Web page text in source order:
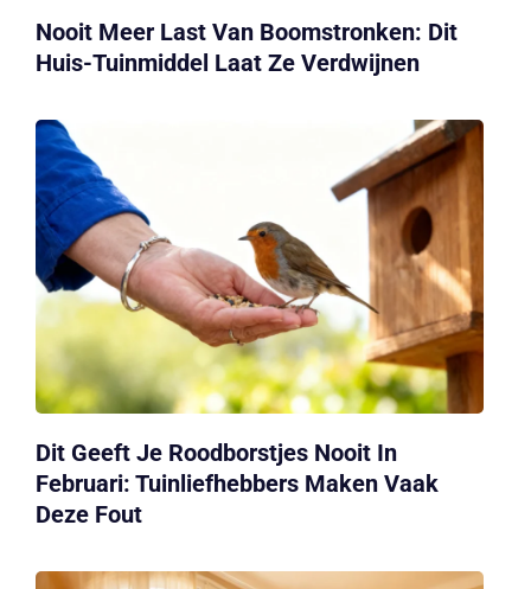
Nooit Meer Last Van Boomstronken: Dit
Huis-Tuinmiddel Laat Ze Verdwijnen
Dit Geeft Je Roodborstjes Nooit In
Februari: Tuinliefhebbers Maken Vaak
Deze Fout